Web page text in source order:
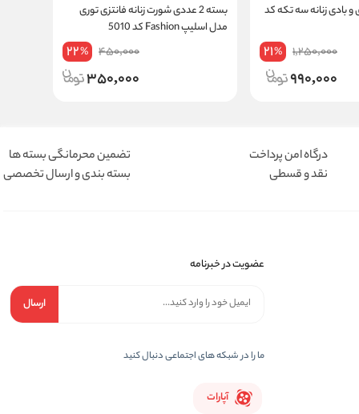
بادی زنانه سه تکه کد
1,250,000
21%
990,000
بسته 2 عددی شورت زنانه فانتزی توری
مدل اسلیپ Fashion کد 5010
450,000
22%
350,000
درگاه امن پرداخت
نقد و قسطی
تضمین محرمانگی بسته ها
بسته بندی و ارسال تخصصی
عضویت در خبرنامه
ارسال
ما را در شبکه های اجتماعی دنبال کنید
آپارات